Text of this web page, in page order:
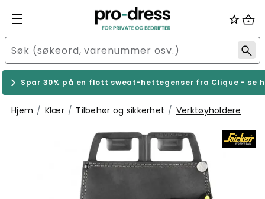
Spar 30% på en flott sweat-hettegenser fra Clique - se
Hjem Klær Tilbehør og sikkerhet Verktøyholdere